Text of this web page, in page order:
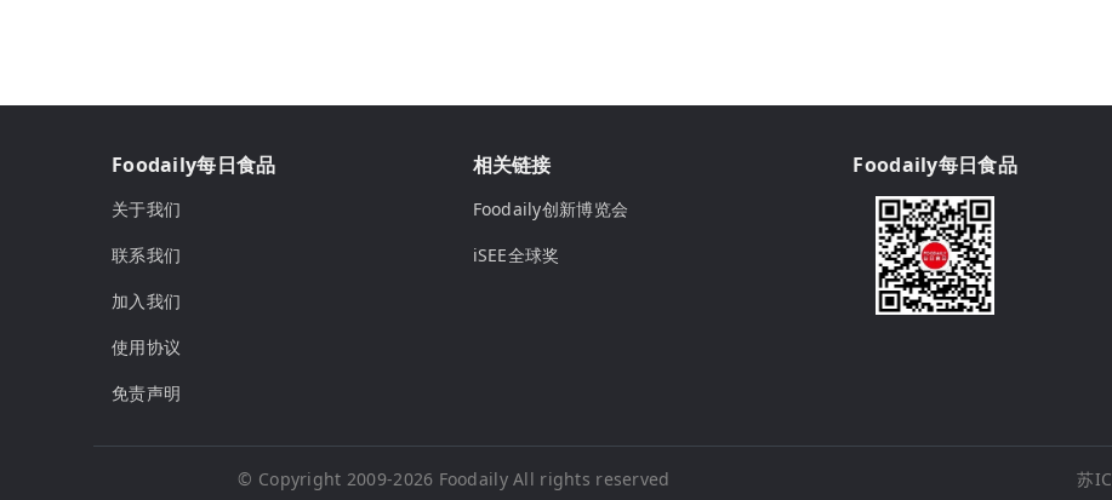
Foodaily每日食品
关于我们
联系我们
加入我们
使用协议
免责声明
相关链接
Foodaily创新博览会
iSEE全球奖
Foodaily每日食品
© Copyright 2009-2026 FoodailyAll rights reserved 苏